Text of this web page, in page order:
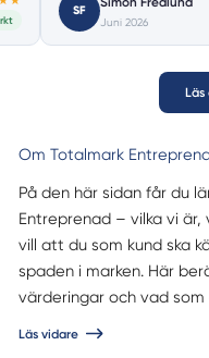
Juni 2026
Läs
Om Totalmark
På den här sidan får du
Entreprenad – vilka vi
vill att du som kund ska
spaden i marken. Här
värderingar och vad
Läs vidare